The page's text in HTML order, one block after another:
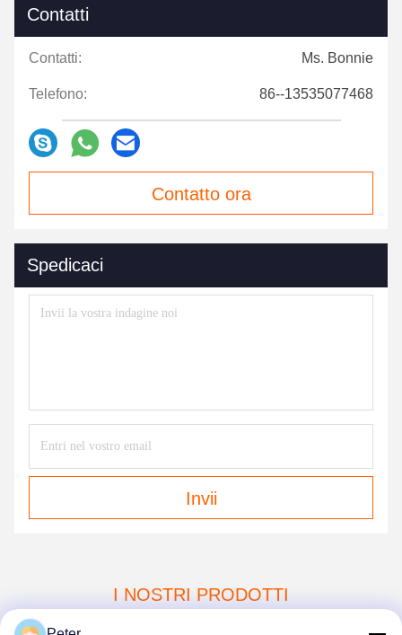
Contatti
Contatti: Ms. Bonnie
Telefono: 86--13535077468
Contatto ora
Spedicaci
Invii
I NOSTRI PRODOTTI